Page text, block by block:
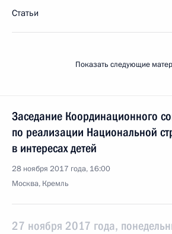
Статьи
Показать следующие
Заседание Координационного
по реализации Национальной
в интересах детей
28 ноября 2017 года, 16:00
Москва, Кремль
27 ноября 2017 года,